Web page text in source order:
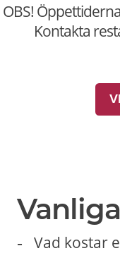
OBS!
Kontakta
Vad kostar